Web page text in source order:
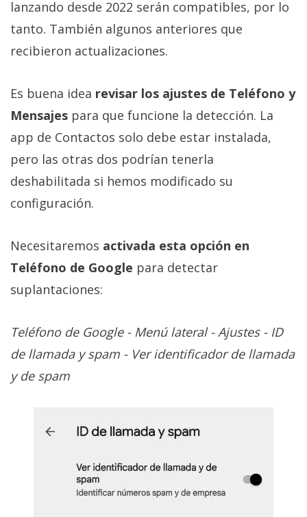
lanzando desde 2022 serán compatibles, por lo
tanto. También algunos anteriores que
recibieron actualizaciones.
Es buena idea revisar los ajustes de Teléfono y
Mensajes para que funcione la detección. La
app de Contactos solo debe estar instalada,
pero las otras dos podrían tenerla
deshabilitada si hemos modificado su
configuración.
Necesitaremos activada esta opción en
Teléfono de Google para detectar
suplantaciones:
Teléfono de Google - Menú lateral - Ajustes - ID
de llamada y spam - Ver identificador de llamada
y de spam